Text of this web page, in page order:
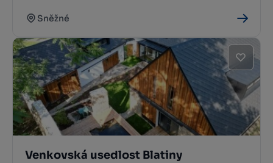
Sněžné
Venkovská usedlost Blatiny